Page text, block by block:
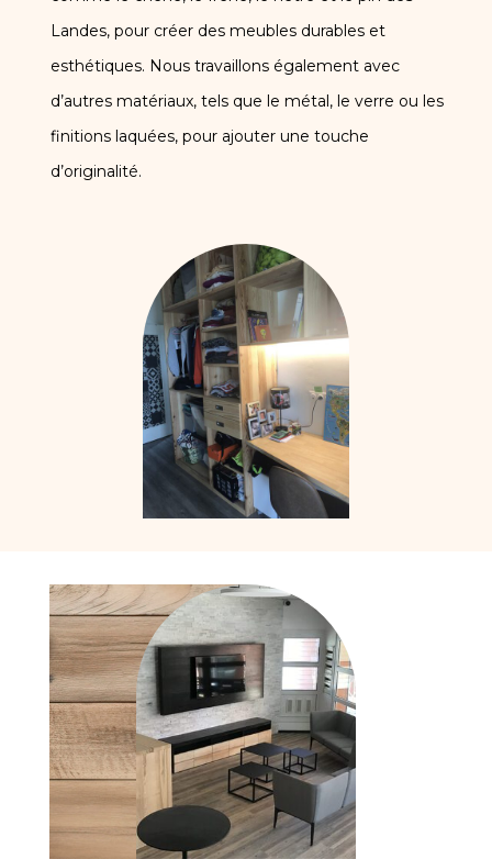
Landes, pour créer des meubles durables et
esthétiques. Nous travaillons également avec
d’autres matériaux, tels que le métal, le verre ou les
finitions laquées, pour ajouter une touche
d’originalité.